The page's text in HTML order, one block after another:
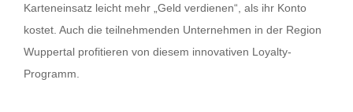
Karteneinsatz leicht mehr „Geld verdienen“, als ihr Konto
kostet. Auch die teilnehmenden Unternehmen in der Region
Wuppertal profitieren von diesem innovativen Loyalty-
Programm.